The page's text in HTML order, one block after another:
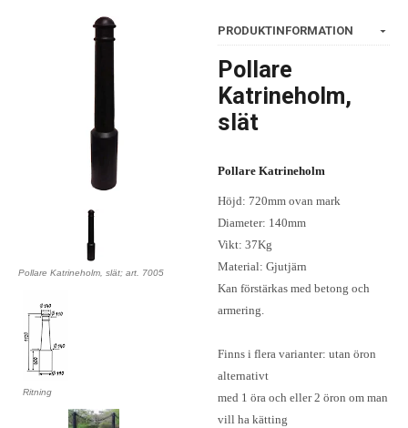
Pollare Katrineholm, slät; art. 7005
Ritning
PRODUKTINFORMATION
Pollare
Katrineholm,
slät
Pollare Katrineholm
Höjd: 720mm ovan mark
Diameter: 140mm
Vikt: 37Kg
Material: Gjutjärn
Kan förstärkas med betong och
armering.
Finns i flera varianter: utan öron
alternativt
med 1 öra och eller 2 öron om man
vill ha kätting